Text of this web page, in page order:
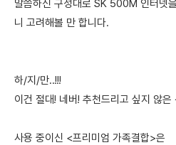
말씀하신 구성대로 SK 500M 인터넷
니 고려해볼 만 합니다.
하/지/만..!!!
이건 절대! 네버! 추천드리고 싶지 않
사용 중이신 <프리미엄 가족결합>은